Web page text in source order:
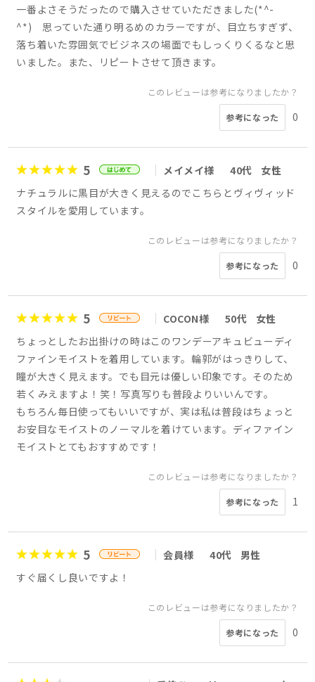
一番よさそうだったので購入させていただきました(*^-
^*) 思っていた通り明るめのカラーですが、目立ちすぎず、
落ち着いた雰囲気でビジネスの場面でもしっくりくるなと思
いました。また、リピートさせて頂きます。
このレビューは参考になりましたか？
参考になった 0
5 メイメイ様 40代
女性
ナチュラルに黒目が大きく見えるのでこちらとヴィヴィッド
スタイルを愛用しています。
このレビューは参考になりましたか？
参考になった 0
5 COCON様 50代
女性
ちょっとしたお出掛けの時はこのワンデーアキュビューディ
ファインモイストを着用しています。輪郭がはっきりして、
瞳が大きく見えます。でも目元は優しい印象です。そのため
若くみえますよ！笑！写真写りも普段よりいいんです。
もちろん毎日使ってもいいですが、実は私は普段はちょっと
お安目なモイストのノーマルを着けています。ディファイン
モイストとてもおすすめです！
このレビューは参考になりましたか？
参考になった 1
5 会員様 40代
男性
すぐ届くし良いですよ！
このレビューは参考になりましたか？
参考になった 0